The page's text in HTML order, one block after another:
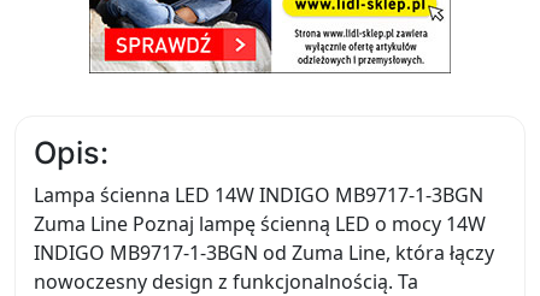
Opis:
Lampa ścienna LED 14W INDIGO MB9717-1-3BGN
Zuma Line Poznaj lampę ścienną LED o mocy 14W
INDIGO MB9717-1-3BGN od Zuma Line, która łączy
nowoczesny design z funkcjonalnością. Ta